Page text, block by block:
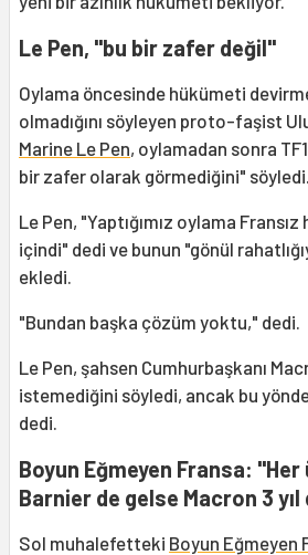
Le Pen, "bu bir zafer değil"
Oylama öncesinde hükümeti
olmadığını söyleyen proto-faşist
Marine Le Pen, oylamadan sonra
bir zafer olarak görmediğini" söyledi.
Le Pen, "Yaptığımız oylama Fransız
içindi" dedi ve bunun "gönül
ekledi.
"Bundan başka çözüm yoktu," dedi.
Le Pen, şahsen Cumhurbaşkanı
istemediğini söyledi, ancak bu
dedi.
Boyun Eğmeyen Fransa: "Her
Barnier de gelse Macron 3
Sol muhalefetteki Boyun Eğmeyen